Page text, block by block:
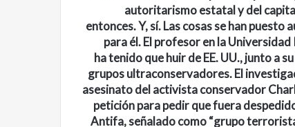
autoritarismo estatal y del
entonces. Y, sí. Las cosas se han
para él. El profesor en la
ha tenido que huir de EE. UU., junto a
grupos ultraconservadores. El
asesinato del activista conservador
petición para pedir que fuera
Antifa, señalado como “grupo
Abre
la
Sala